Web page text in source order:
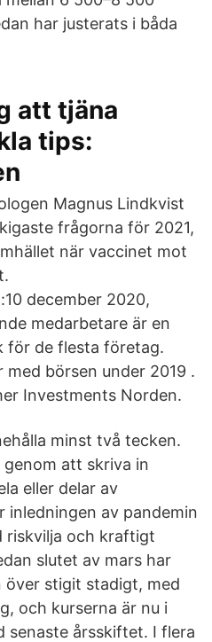
har justerats i båda
att tjäna
tips:
Magnus Lindkvist
frågorna för 2021,
när vaccinet mot
december 2020,
medarbetare är en
för de flesta företag.
med börsen under 2019 .
Investments Norden.
minst två tecken.
att skriva in
eller delar av
inledningen av pandemin
riskvilja och kraftigt
slutet av mars har
stigit stadigt, med
och kurserna är nu i
senaste årsskiftet. I flera